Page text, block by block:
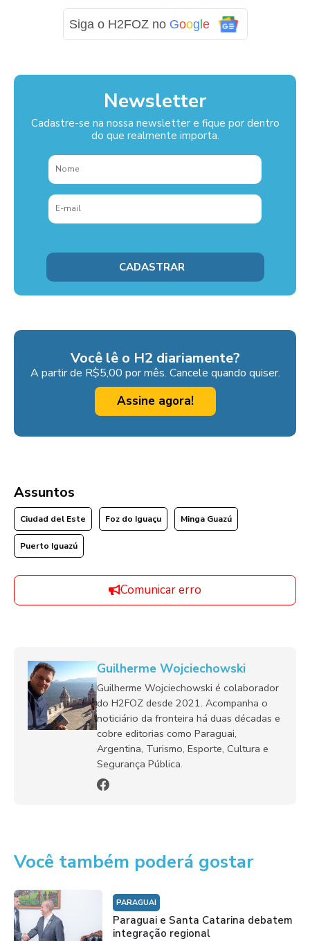
Siga o H2FOZ no Goog e
Newsletter
Cadastre-se na nossa newsletter e fique por dentro
do que realmente importa.
Você lê o H2 diariamente?
A partir de R$5,00 por mês. Cancele quando quiser.
Assine agora!
Assuntos
Ciudad del Este Foz do Iguaçu Minga Guazú
Puerto Iguazú
Comunicar erro
Guilherme Wojciechowski
Guilherme Wojciechowski é colaborador
do H2FOZ desde 2021. Acompanha o
noticiário da fronteira há duas décadas e
cobre editorias como Paraguai,
Argentina, Turismo, Esporte, Cultura e
Segurança Pública.
Você também poderá gostar
PARAGUAI
Paraguai e Santa Catarina debatem
integração regional